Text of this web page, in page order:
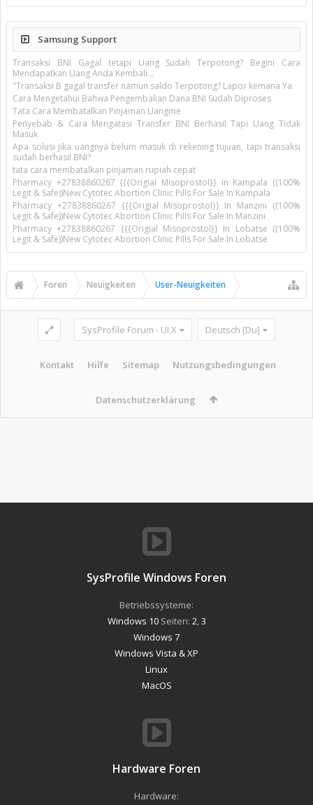
Samsung Support
Transaksi BNI Gagal tetapi Uang Sudah Terpotong? Begini Cara
Mendapatkan Uang Anda Kembali...
"Transaksi B gagal transfer namun saldo Terpotong? Lapor kemana Ya
Cara Mengetahui Bahwa Pengembalian Dana BNI Sudah Diproses
Tata Cara Membatalkan Pinjaman Uangme
Penyebab & Cara Mengatasi Transfer BNI Berhasil Tapi Uang Tidak
Masuk
Apa solusi jika uangnya belum masuk di rekening tujuan, tapi transaksi
sudah berhasil BNI?
tata cara membatalkan pinjaman rupiah cepat
Pharmacy +27838860267 {{{Origial Misoprostol}} In Kampala ((100%
Legit & Safe))New Cytotec Abortion Clinic Pills For Sale In Kampala
Pharmacy +27838860267 {{{Origial Misoprostol}} In Manzini ((100%
Legit & Safe))New Cytotec Abortion Clinic Pills For Sale In Manzini
Pharmacy +27838860267 {{{Origial Misoprostol}} In Lobatse ((100%
Legit & Safe))New Cytotec Abortion Clinic Pills For Sale In Lobatse
Foren Neuigkeiten User-Neuigkeiten
SysProfile Forum - UI.X Deutsch [Du]
Kontakt Hilfe Sitemap Nutzungsbedingungen
Datenschutzerklärung
SysProfile Windows Foren
Betriebssysteme:
Windows 10Seiten: 2 3
Windows 7
Windows Vista & XP
Linux
MacOS
Hardware Foren
Hardware: